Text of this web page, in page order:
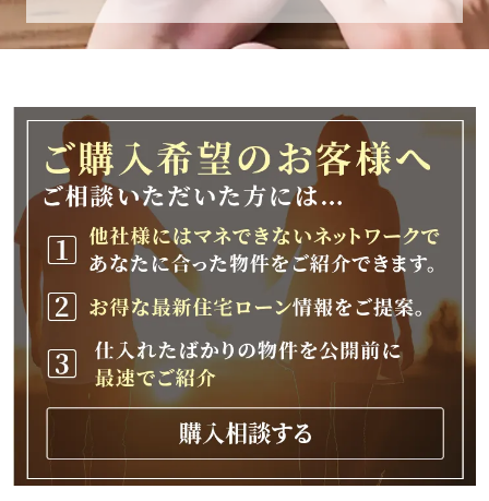
2025年12月25日(木)～2026年1月8日(木)
2026年1月9日(金)以降、順次対応させて頂きま
す。
ご不便をおかけいたしますが、何卒ご理解の程
よろしくお願いいたします。